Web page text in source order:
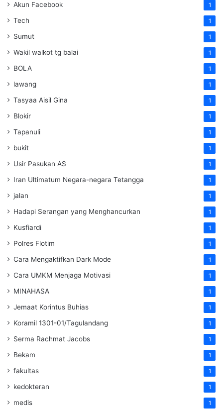
Akun Facebook 1
Tech 1
Sumut 1
Wakil walkot tg balai 1
BOLA 1
lawang 1
Tasyaa Aisil Gina 1
Blokir 1
Tapanuli 1
bukit 1
Usir Pasukan AS 1
Iran Ultimatum Negara-negara Tetangga 1
jalan 1
Hadapi Serangan yang Menghancurkan 1
Kusfiardi 1
Polres Flotim 1
Cara Mengaktifkan Dark Mode 1
Cara UMKM Menjaga Motivasi 1
MINAHASA 1
Jemaat Korintus Buhias 1
Koramil 1301-01/Tagulandang 1
Serma Rachmat Jacobs 1
Bekam 1
fakultas 1
kedokteran 1
medis 1